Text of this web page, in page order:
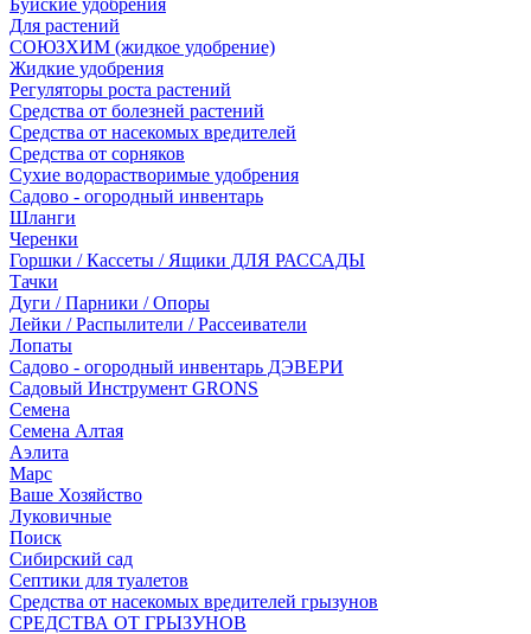
Буйские удобрения
Для растений
СОЮЗХИМ (жидкое удобрение)
Жидкие удобрения
Регуляторы роста растений
Средства от болезней растений
Средства от насекомых вредителей
Средства от сорняков
Сухие водорастворимые удобрения
Садово - огородный инвентарь
Шланги
Черенки
Горшки / Кассеты / Ящики ДЛЯ РАССАДЫ
Тачки
Дуги / Парники / Опоры
Лейки / Распылители / Рассеиватели
Лопаты
Садово - огородный инвентарь ДЭВЕРИ
Садовый Инструмент GRONS
Семена
Семена Алтая
Аэлита
Марс
Ваше Хозяйство
Луковичные
Поиск
Сибирский сад
Септики для туалетов
Средства от насекомых вредителей грызунов
СPEДСТВА ОТ ГРЫЗУНОВ